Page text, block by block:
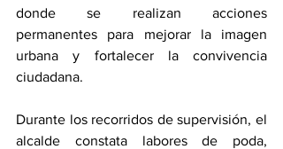
donde se realizan acciones
permanentes para mejorar la imagen
urbana y fortalecer la convivencia
ciudadana.
Durante los recorridos de supervisión, el
alcalde constata labores de poda,